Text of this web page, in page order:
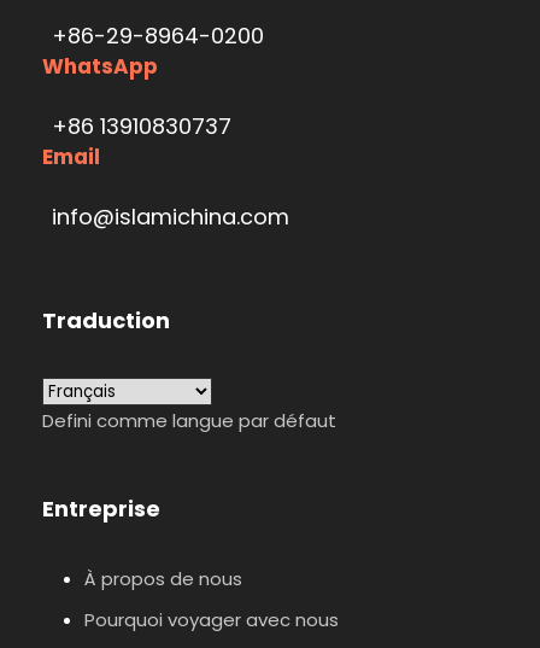
+86-29-8964-0200
WhatsApp
+86 13910830737
Email
info@islamichina.com
Traduction
Defini comme langue par défaut
Entreprise
À propos de nous
Pourquoi voyager avec nous